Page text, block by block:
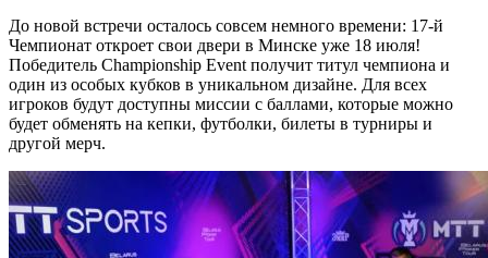
До новой встречи осталось совсем немного времени: 17-й
Чемпионат откроет свои двери в Минске уже 18 июля!
Победитель Championship Event получит титул чемпиона и
один из особых кубков в уникальном дизайне. Для всех
игроков будут доступны миссии с баллами, которые можно
будет обменять на кепки, футболки, билеты в турниры и
другой мерч.